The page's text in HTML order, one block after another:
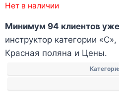
Нет в наличии
Минимум 94 клиентов
инструктор категории
Красная поляна и Цены.